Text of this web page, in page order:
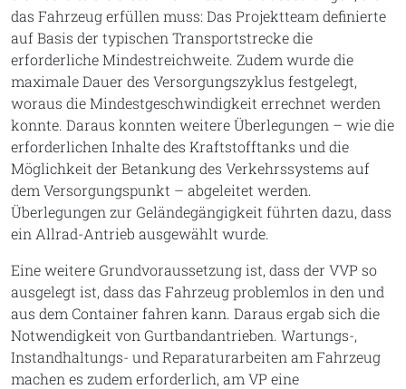
das Fahrzeug erfüllen muss: Das Projektteam definierte
auf Basis der typischen Transportstrecke die
erforderliche Mindestreichweite. Zudem wurde die
maximale Dauer des Versorgungszyklus festgelegt,
woraus die Mindestgeschwindigkeit errechnet werden
konnte. Daraus konnten weitere Überlegungen – wie die
erforderlichen Inhalte des Kraftstofftanks und die
Möglichkeit der Betankung des Verkehrssystems auf
dem Versorgungspunkt – abgeleitet werden.
Überlegungen zur Geländegängigkeit führten dazu, dass
ein Allrad-Antrieb ausgewählt wurde.
Eine weitere Grundvoraussetzung ist, dass der VVP so
ausgelegt ist, dass das Fahrzeug problemlos in den und
aus dem Container fahren kann. Daraus ergab sich die
Notwendigkeit von Gurtbandantrieben. Wartungs-,
Instandhaltungs- und Reparaturarbeiten am Fahrzeug
machen es zudem erforderlich, am VP eine